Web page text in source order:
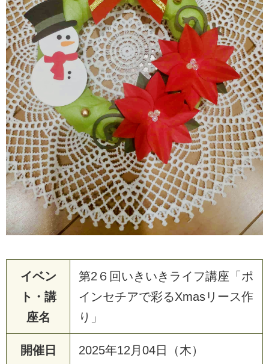
イベン
ト・講
座名
第2６回いきいきライフ講座「ポ
インセチアで彩るXmasリース作
り」
開催日 2025年12月04日（木）